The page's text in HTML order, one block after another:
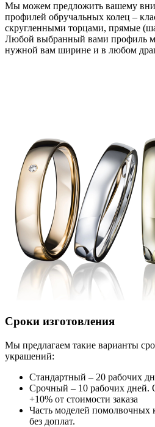
Мы можем предложить вашему
профилей обручальных колец –
скругленными торцами, прямые
Любой выбранный вами профиль
нужной вам ширине и в любом
Сроки изготовления
Мы предлагаем такие варианты
украшений:
Стандартный – 20 рабочих
Срочный – 10 рабочих дней.
+10% от стоимости заказа
Часть моделей помолвочных
без доплат.